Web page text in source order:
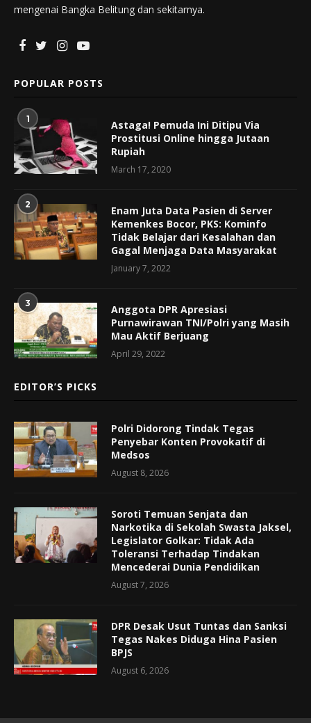
mengenai Bangka Belitung dan sekitarnya.
POPULAR POSTS
1
Astaga! Pemuda Ini Ditipu Via
Prostitusi Online hingga Jutaan
Rupiah
March 17, 2020
2
Enam Juta Data Pasien di Server
Kemenkes Bocor, PKS: Kominfo
Tidak Belajar dari Kesalahan dan
Gagal Menjaga Data Masyarakat
January 7, 2022
3
Anggota DPR Apresiasi
Purnawirawan TNI/Polri yang Masih
Mau Aktif Berjuang
April 29, 2022
EDITOR’S PICKS
Polri Didorong Tindak Tegas
Penyebar Konten Provokatif di
Medsos
August 8, 2026
Soroti Temuan Senjata dan
Narkotika di Sekolah Swasta Jaksel,
Legislator Golkar: Tidak Ada
Toleransi Terhadap Tindakan
Mencederai Dunia Pendidikan
August 7, 2026
DPR Desak Usut Tuntas dan Sanksi
Tegas Nakes Diduga Hina Pasien
BPJS
August 6, 2026